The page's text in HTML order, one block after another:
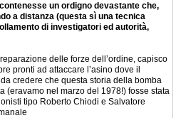
un ordigno devastante che,
a distanza (questa sì una tecnica
di investigatori ed autorità,
delle forze dell’ordine, capisco
pronti ad attaccare l’asino dove il
credere che questa storia della bomba
(eravamo nel marzo del 1978!) fosse stata
tipo Roberto Chiodi e Salvatore